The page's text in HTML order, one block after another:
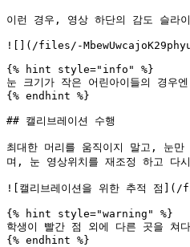
이런 경우, 영상 하단의 감도 슬라
![](/files/-
{% hint style="info" %}
눈 크기가 작은 어린아이들의 경우
{% endhint %}
## 캘리브레이션 수행
최대한 머리를 움직이지 말고, 눈
며, 눈 영상위치를 재조정 하고 다
![캘리브레이션을 위한 추적 점](/
{% hint style="warning" %}
학생이 빨간 점 외에 다른 곳을 쳐
{% endhint %}